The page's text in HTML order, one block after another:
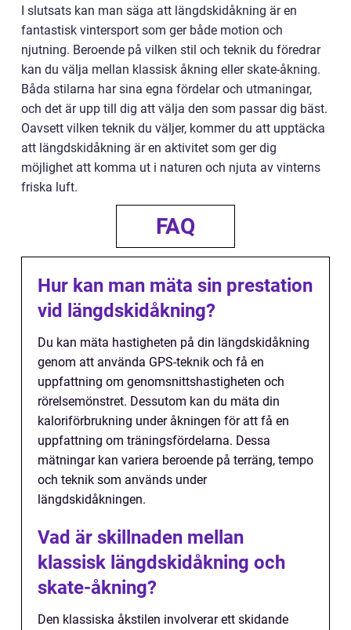
I slutsats kan man säga att längdskidåkning är en
fantastisk vintersport som ger både motion och
njutning. Beroende på vilken stil och teknik du föredrar
kan du välja mellan klassisk åkning eller skate-åkning.
Båda stilarna har sina egna fördelar och utmaningar,
och det är upp till dig att välja den som passar dig bäst.
Oavsett vilken teknik du väljer, kommer du att upptäcka
att längdskidåkning är en aktivitet som ger dig
möjlighet att komma ut i naturen och njuta av vinterns
friska luft.
FAQ
Hur kan man mäta sin prestation
vid längdskidåkning?
Du kan mäta hastigheten på din längdskidåkning
genom att använda GPS-teknik och få en
uppfattning om genomsnittshastigheten och
rörelsemönstret. Dessutom kan du mäta din
kaloriförbrukning under åkningen för att få en
uppfattning om träningsfördelarna. Dessa
mätningar kan variera beroende på terräng, tempo
och teknik som används under
längdskidåkningen.
Vad är skillnaden mellan
klassisk längdskidåkning och
skate-åkning?
Den klassiska åkstilen involverar ett skidande